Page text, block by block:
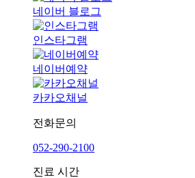
네이버 블로그
인스타그램
네이버예약
카카오채널
전화문의
052-290-2100
진료 시간